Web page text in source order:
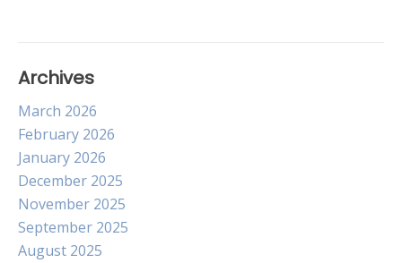
Archives
March 2026
February 2026
January 2026
December 2025
November 2025
September 2025
August 2025